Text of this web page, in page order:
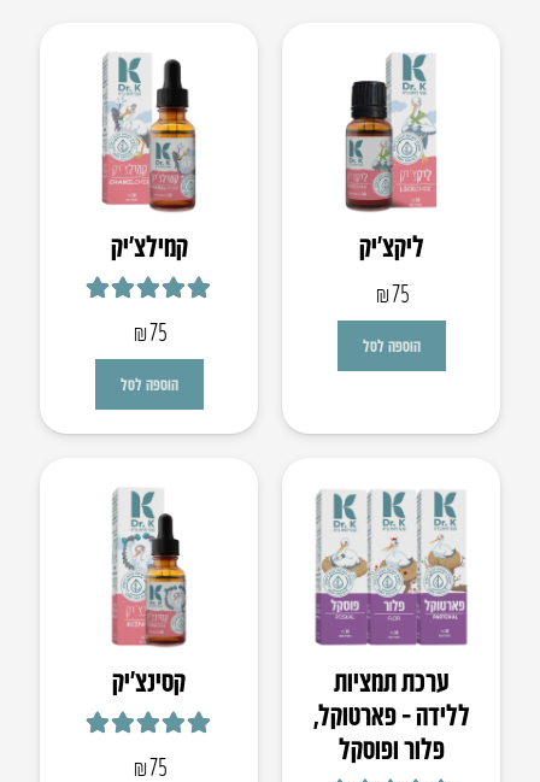
ליקצ’יק
₪75
הוספה לסל
קמילצ’יק
₪75
הוספה לסל
ערכת תמציות
ללידה – פארטוקל,
פלור ופוסקל
קסינצ’יק
₪75